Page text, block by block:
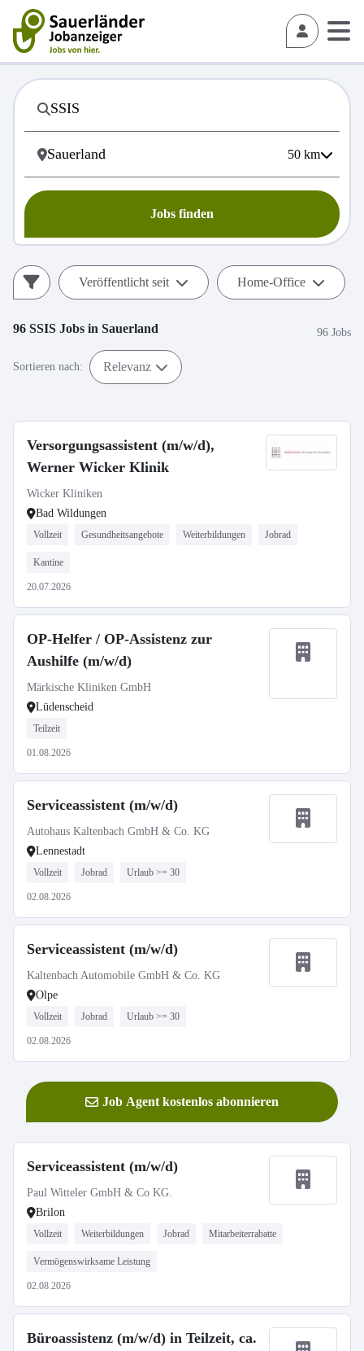
50 km
Jobs finden
Veröffentlicht seit Home-Office
96 SSIS Jobs in Sauerland 96 Jobs
Sortieren nach: Relevanz
Versorgungsassistent (m/w/d),
Werner Wicker Klinik
Wicker Kliniken
Bad Wildungen
Vollzeit Gesundheitsangebote Weiterbildungen Jobrad
Kantine
20.07.2026
OP-Helfer / OP-Assistenz zur
Aushilfe (m/w/d)
Märkische Kliniken GmbH
Lüdenscheid
Teilzeit
01.08.2026
Serviceassistent (m/w/d)
Autohaus Kaltenbach GmbH & Co. KG
Lennestadt
Vollzeit Jobrad Urlaub >= 30
02.08.2026
Serviceassistent (m/w/d)
Kaltenbach Automobile GmbH & Co. KG
Olpe
Vollzeit Jobrad Urlaub >= 30
02.08.2026
Job Agent kostenlos abonnieren
Serviceassistent (m/w/d)
Paul Witteler GmbH & Co KG.
Brilon
Vollzeit Weiterbildungen Jobrad Mitarbeiterrabatte
Vermögenswirksame Leistung
02.08.2026
Büroassistenz (m/w/d) in Teilzeit, ca.